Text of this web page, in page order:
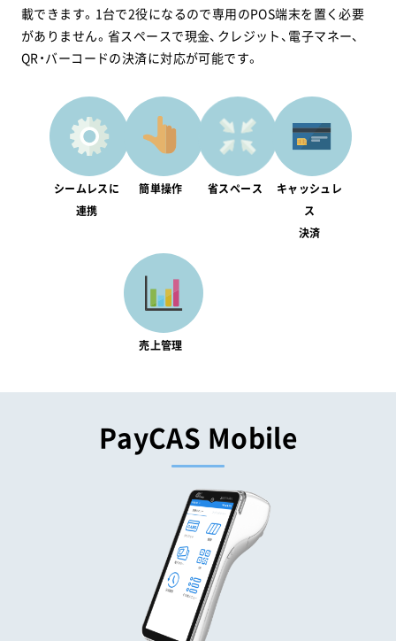
載できます。 1台で2役になるので専用のPOS端末を置く必要
がありません。 省スペースで現金、クレジット、電子マネー、
QR・バーコードの決済に対応が可能です。
シームレスに
連携
簡単操作 省スペース キャッシュレ
ス
決済
売上管理
PayCAS Mobile